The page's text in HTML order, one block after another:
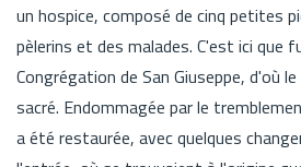
un hospice, composé de cinq petites
pèlerins et des malades. C'est ici que
Congrégation de San Giuseppe, d'où
sacré. Endommagée par le
a été restaurée, avec quelques